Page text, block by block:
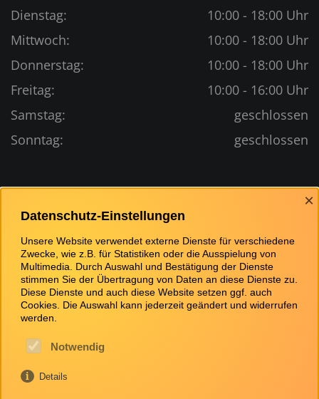
Dienstag:
10:00 - 18:00 Uhr
Mittwoch:
10:00 - 18:00 Uhr
Donnerstag:
10:00 - 18:00 Uhr
Freitag:
10:00 - 16:00 Uhr
Samstag:
geschlossen
Sonntag:
geschlossen
Bewertungen
Datenschutz-Einstellungen
×
Unsere Website verwendet externe Dienste für verschiedene
Zwecke, wie z.B. für Statistiken oder die Ausspielung von
Multimedia. Durch Auswahl und Bestätigung der Dienste
stimmen Sie der Übertragung von Daten an diese Dienste zu.
Diese Dienste und auch diese Website setzen ggf. auch
Cookies. Die Auswahl kann jederzeit geändert und widerrufen
werden.
Notwendig
Details